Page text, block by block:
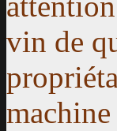
vin de
machine